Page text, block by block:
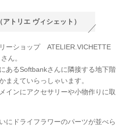
トリエ ヴィシェット）
ーショップ ATELIER.VICHETTE
ん。
あるSoftbankさんに隣接する地下階
まえていらっしゃいます。
インにアクセサリーや小物作りに取
にドライフラワーのパーツが並べら